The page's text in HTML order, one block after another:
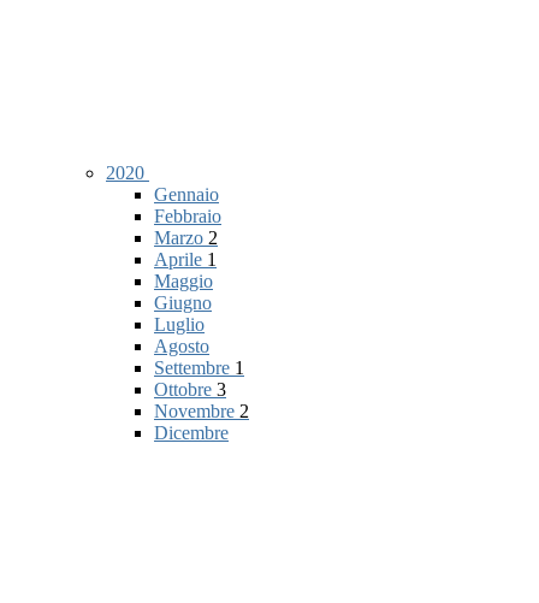
2020
Gennaio
Febbraio
Marzo 2
Aprile 1
Maggio
Giugno
Luglio
Agosto
Settembre 1
Ottobre 3
Novembre 2
Dicembre